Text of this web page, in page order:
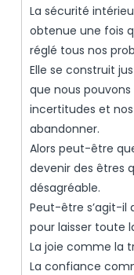
La sécurité
obtenue une fois
réglé tous nos
Elle se construit
que nous
incertitudes et
abandonner.
Alors peut-être
devenir des êtres
désagréable.
Peut-être s’agit-il
pour laisser toute
La joie comme la
La confiance